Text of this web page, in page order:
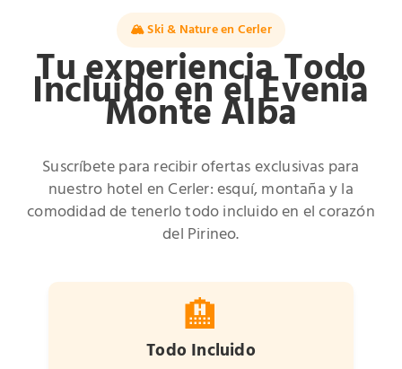
🏔️ Ski & Nature en Cerler
Tu experiencia Todo
Incluido en el Evenia
Monte Alba
Suscríbete para recibir ofertas exclusivas para
nuestro hotel en Cerler: esquí, montaña y la
comodidad de tenerlo todo incluido en el corazón
del Pirineo.
🏨
Todo Incluido